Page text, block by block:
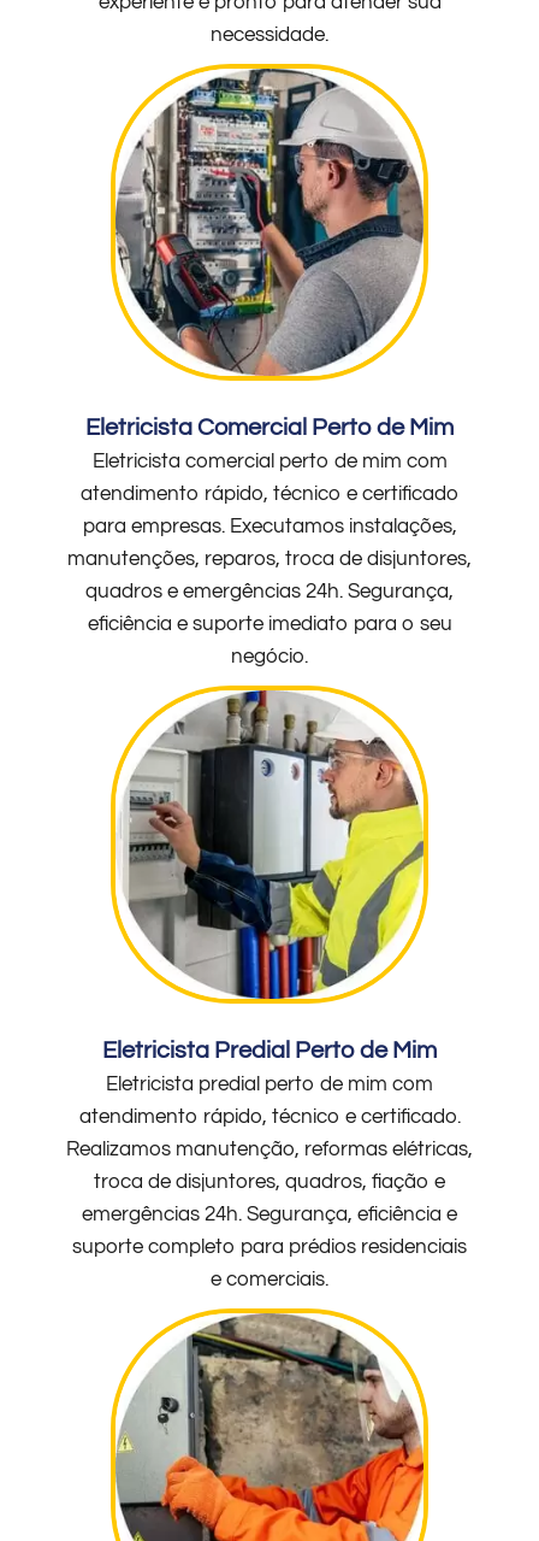
necessidade.
Eletricista Comercial Perto de Mim
Eletricista comercial perto de mim com
atendimento rápido, técnico e certificado
para empresas. Executamos instalações,
manutenções, reparos, troca de disjuntores,
quadros e emergências 24h. Segurança,
eficiência e suporte imediato para o seu
negócio.
Eletricista Predial Perto de Mim
Eletricista predial perto de mim com
atendimento rápido, técnico e certificado.
Realizamos manutenção, reformas elétricas,
troca de disjuntores, quadros, fiação e
emergências 24h. Segurança, eficiência e
suporte completo para prédios residenciais
e comerciais.